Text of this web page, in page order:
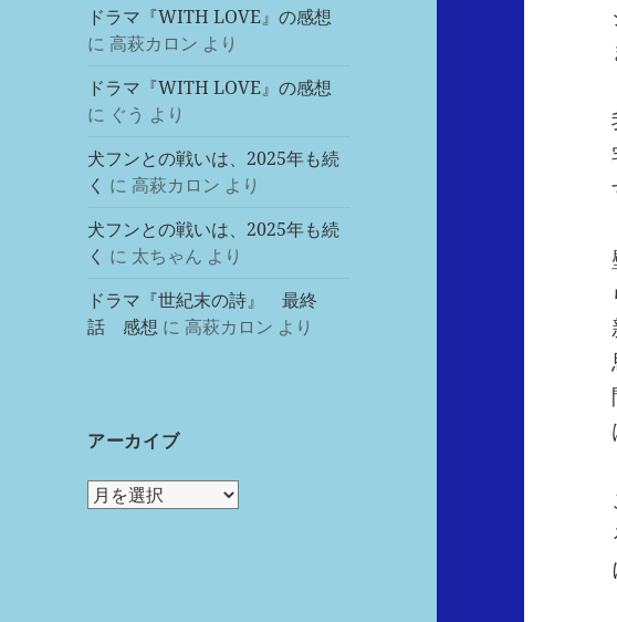
ドラマ『WITH LOVE』の感想
に高萩カロン より
ドラマ『WITH LOVE』の感想
に ぐう より
犬フンとの戦いは、2025年も続
く に高萩カロン より
犬フンとの戦いは、2025年も続
く に 太ちゃん より
ドラマ『世紀末の詩』 最終
話 感想 に高萩カロン より
アーカイブ